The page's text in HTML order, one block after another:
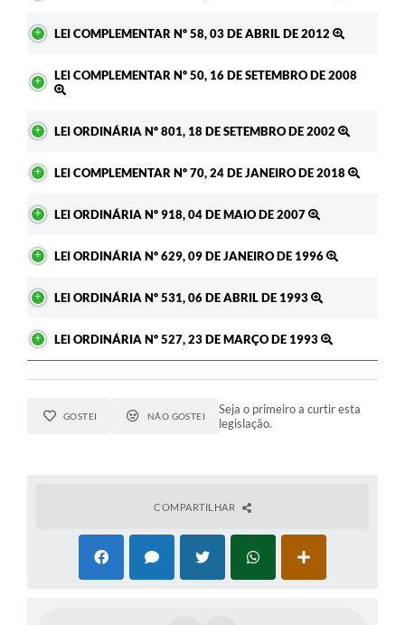
LEI COMPLEMENTAR Nº 58, 03 DE ABRIL DE 2012
LEI COMPLEMENTAR Nº 50, 16 DE SETEMBRO DE 2008
LEI ORDINÁRIA Nº 801, 18 DE SETEMBRO DE 2002
LEI COMPLEMENTAR Nº 70, 24 DE JANEIRO DE 2018
LEI ORDINÁRIA Nº 918, 04 DE MAIO DE 2007
LEI ORDINÁRIA Nº 629, 09 DE JANEIRO DE 1996
LEI ORDINÁRIA Nº 531, 06 DE ABRIL DE 1993
LEI ORDINÁRIA Nº 527, 23 DE MARÇO DE 1993
GOSTEI NÃO GOSTEI
Seja o primeiro a curtir esta
legislação.
COMPARTILHAR